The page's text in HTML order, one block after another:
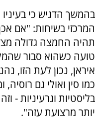
בהמשך הדגיש כי
המרכזי בשיחות: "אם
תהיה החמצה גדולה
טועה כשהוא סבור
איראן, נכון לעת הזו,
כמו סין ואולי גם רוסיה,
בליסטיות וגרעיניות -
יותר מרצועת עזה".